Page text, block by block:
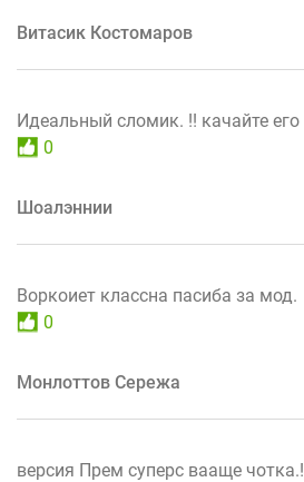
Витасик Костомаров
Идеальный сломик. !! качайте его
0
Шоалэннии
Воркоиет классна пасиба за мод.
0
Монлоттов Сережа
версия Прем суперс вааще чотка.!